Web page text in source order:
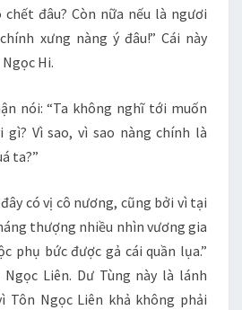
đâu? Còn nữa nếu là ngươi
xưng nàng ý đâu!” Cái này
Hi.
nói: “Ta không nghĩ tới muốn
gì? Vì sao, vì sao nàng chính là
ta?”
có vị cô nương, cũng bởi vì tại
thượng nhiều nhìn vương gia
phụ bức được gả cái quần lụa.”
Liên. Dư Tùng này là lánh
Tôn Ngọc Liên khả không phải